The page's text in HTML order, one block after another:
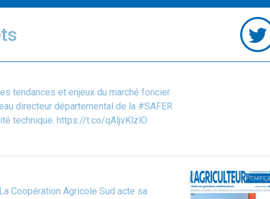
tendances et enjeux du marché foncier
directeur départemental de la #SAFER
technique. https://t.co/qAljvKlzlO
Coopération Agricole Sud acte sa